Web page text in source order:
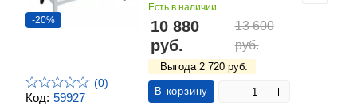
Код: 59927
-20%
(0)
Есть в наличии
10 880
руб.
13 600
руб.
Выгода 2 720 руб.
В корзину